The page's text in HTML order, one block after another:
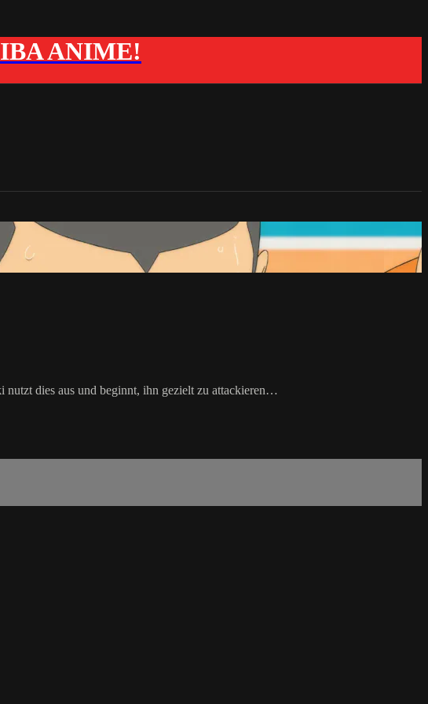
ANIME!
nutzt dies aus und beginnt, ihn gezielt zu attackieren…